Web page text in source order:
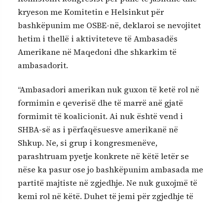
kryeson me Komitetin e Helsinkut për
bashkëpunim me OSBE-në, deklaroi se nevojitet
hetim i thellë i aktiviteteve të Ambasadës
Amerikane në Maqedoni dhe shkarkim të
ambasadorit.
“Ambasadori amerikan nuk guxon të ketë rol në
formimin e qeverisë dhe të marrë anë gjatë
formimit të koalicionit. Ai nuk është vend i
SHBA-së as i përfaqësuesve amerikanë në
Shkup. Ne, si grup i kongresmenëve,
parashtruam pyetje konkrete në këtë letër se
nëse ka pasur ose jo bashkëpunim ambasada me
partitë majtiste në zgjedhje. Ne nuk guxojmë të
kemi rol në këtë. Duhet të jemi për zgjedhje të